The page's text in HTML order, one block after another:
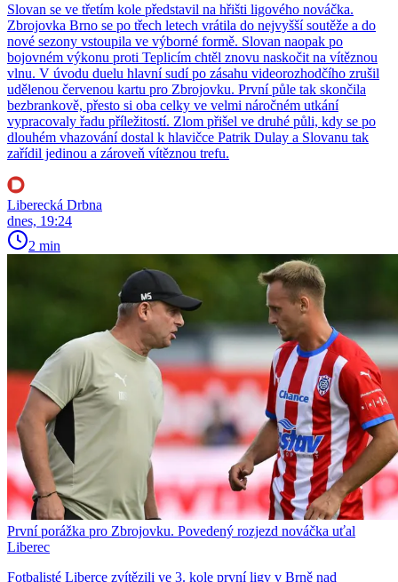
Slovan se ve třetím kole představil na hřišti ligového nováčka.
Zbrojovka Brno se po třech letech vrátila do nejvyšší soutěže a do
nové sezony vstoupila ve výborné formě. Slovan naopak po
bojovném výkonu proti Teplicím chtěl znovu naskočit na vítěznou
vlnu. V úvodu duelu hlavní sudí po zásahu videorozhodčího zrušil
udělenou červenou kartu pro Zbrojovku. První půle tak skončila
bezbrankově, přesto si oba celky ve velmi náročném utkání
vypracovaly řadu příležitostí. Zlom přišel ve druhé půli, kdy se po
dlouhém vhazování dostal k hlavičce Patrik Dulay a Slovanu tak
zařídil jedinou a zároveň vítěznou trefu.
Liberecká Drbna
dnes, 19:24
2 min
První porážka pro Zbrojovku. Povedený rozjezd nováčka uťal
Liberec
Fotbalisté Liberce zvítězili ve 3. kole první ligy v Brně nad